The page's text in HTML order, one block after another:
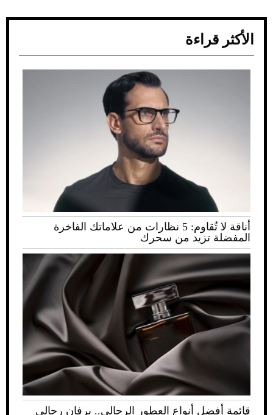
الأكثر قراءة
أناقة لا تُقاوم: 5 نظارات من علاماتك الفاخرة
المفضلة تزيد من سحرك
قائمة أفضل أنواع العطور الرجالي.. برفان رجالي